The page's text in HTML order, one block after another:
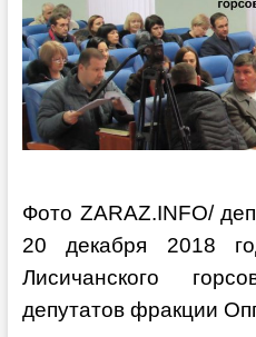
Фото ZARAZ.INFO/
20 декабря 2018
Лисичанского
депутатов фракции